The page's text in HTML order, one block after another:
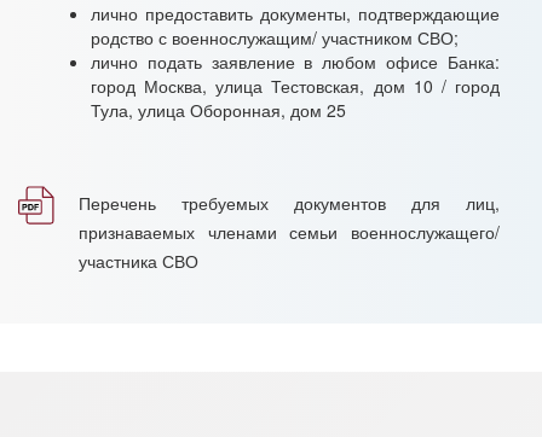
лично предоставить документы, подтверждающие
родство с военнослужащим/ участником СВО;
лично подать заявление в любом офисе Банка:
город Москва, улица Тестовская, дом 10 / город
Тула, улица Оборонная, дом 25
Перечень требуемых документов для лиц,
признаваемых членами семьи военнослужащего/
участника СВО